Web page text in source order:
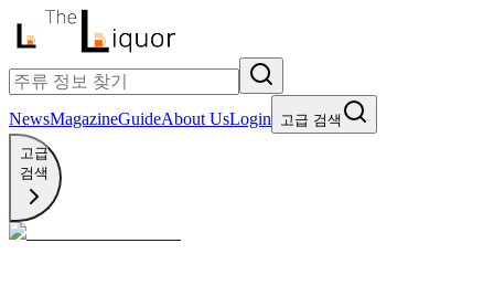
NewsMagazineGuideAbout UsLogin
고급 검색
고급
검색